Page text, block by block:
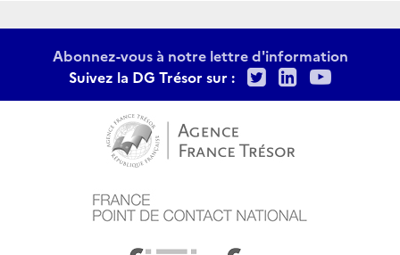
Abonnez-vous à notre lettre d'information
Suivez la DG Trésor sur :
TwitterLinkedIn